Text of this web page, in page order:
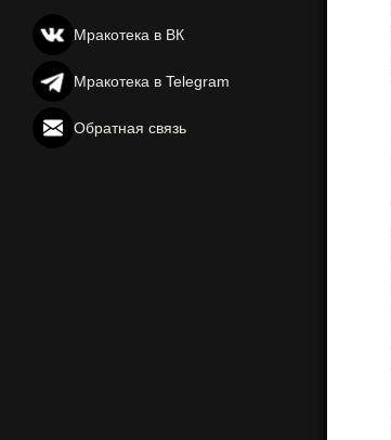
Мракотека в ВК
Мракотека в Telegram
Обратная связь